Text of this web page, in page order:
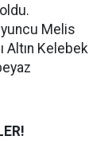
Melis
Altın Kelebek